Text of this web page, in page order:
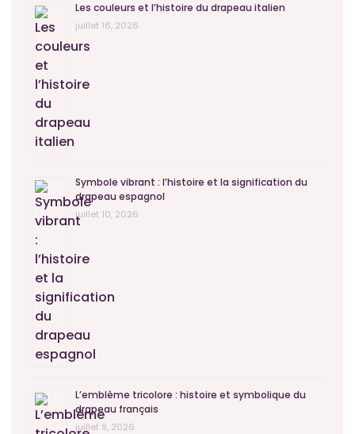
Les couleurs et l’histoire du drapeau italien
juillet 16, 2026
Symbole vibrant : l’histoire et la signification du
drapeau espagnol
juillet 10, 2026
L’emblème tricolore : histoire et symbolique du
drapeau français
juillet 9, 2026